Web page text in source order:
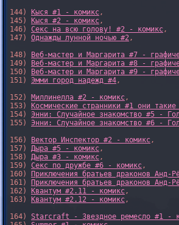
144)
Кыся #1 - комикс,
145)
Кыся #2 - комикс,
146) Секс на всю голову! #2 - комикс,
147) Однажды лунной ночью #2,
148)
Веб-мастер и Маргарита #7 -
149)
Веб-мастер и Маргарита #8 -
150)
Веб-мастер и Маргарита #9 -
151) Эмми город надежд #4,
152) Миллинелла #2 - комикс,
153)
Космические странники #1 они такие
154) Энни: Случайное знакомство #5 -
155) Энни: Случайное знакомство #6 -
156)
Вектор Инспектор #2 - комикс,
157) Дыра #5 - комикс,
158) Дыра #3 - комикс,
159) Секс по дружбе #6 - комикс,
160)
Приключения братьев драконов
161)
Приключения братьев драконов
162)
Квантум #2.11 - комикс,
163)
Квантум #2.12 - комикс,
164) Starcraft - Звездное ремесло #1 -